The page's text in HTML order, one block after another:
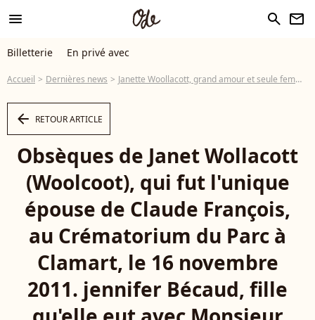
menu search newsletter
Billetterie En privé avec
Accueil Dernières news Janette Woollacott, grand amour et seule femme de Claude François, est morte
arrow_left RETOUR ARTICLE
Obsèques de Janet Wollacott
(Woolcoot), qui fut l'unique
épouse de Claude François,
au Crématorium du Parc à
Clamart, le 16 novembre
2011. jennifer Bécaud, fille